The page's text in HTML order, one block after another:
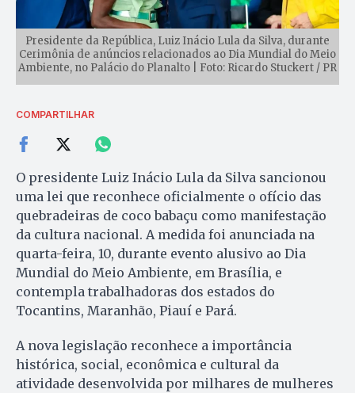
Presidente da República, Luiz Inácio Lula da Silva, durante
Cerimônia de anúncios relacionados ao Dia Mundial do Meio
Ambiente, no Palácio do Planalto | Foto: Ricardo Stuckert / PR
COMPARTILHAR
O presidente Luiz Inácio Lula da Silva sancionou
uma lei que reconhece oficialmente o ofício das
quebradeiras de coco babaçu como manifestação
da cultura nacional. A medida foi anunciada na
quarta-feira, 10, durante evento alusivo ao Dia
Mundial do Meio Ambiente, em Brasília, e
contempla trabalhadoras dos estados do
Tocantins, Maranhão, Piauí e Pará.
A nova legislação reconhece a importância
histórica, social, econômica e cultural da
atividade desenvolvida por milhares de mulheres